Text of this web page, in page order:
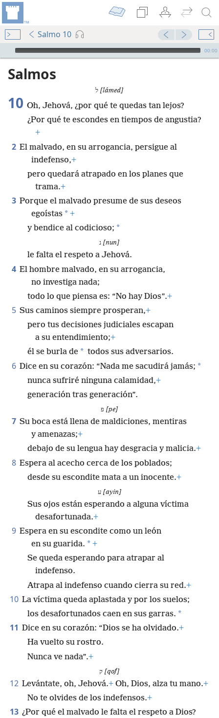
Salmo 10
Audio Player
00:00
Salmos
[lámed]
10 Oh, Jehová, ¿por qué te quedas tan lejos?
¿Por qué te escondes en tiempos de angustia?
+
2 El malvado, en su arrogancia, persigue al
indefenso,+
pero quedará atrapado en los planes que
trama.+
3 Porque el malvado presume de sus deseos
egoístas * +
y bendice al codicioso; *
[nun]
le falta el respeto a Jehová.
4 El hombre malvado, en su arrogancia,
no investiga nada;
todo lo que piensa es: “No hay Dios”.+
5 Sus caminos siempre prosperan,+
pero tus decisiones judiciales escapan
a su entendimiento;+
él se burla de * todos sus adversarios.
6 Dice en su corazón: “Nada me sacudirá jamás; *
nunca sufriré ninguna calamidad,+
generación tras generación”.
[pe]
7 Su boca está llena de maldiciones, mentiras
y amenazas;+
debajo de su lengua hay desgracia y malicia.+
8 Espera al acecho cerca de los poblados;
desde su escondite mata a un inocente.+
ע [ayin]
Sus ojos están esperando a alguna víctima
desafortunada.+
9 Espera en su escondite como un león
en su guarida. * +
Se queda esperando para atrapar al
indefenso.
Atrapa al indefenso cuando cierra su red.+
10 La víctima queda aplastada y por los suelos;
los desafortunados caen en sus garras. *
11 Dice en su corazón: “Dios se ha olvidado.+
Ha vuelto su rostro.
Nunca ve nada”.+
[qof]
12 Levántate, oh, Jehová.+ Oh, Dios, alza tu mano.+
No te olvides de los indefensos.+
13 ¿Por qué el malvado le falta el respeto a Dios?